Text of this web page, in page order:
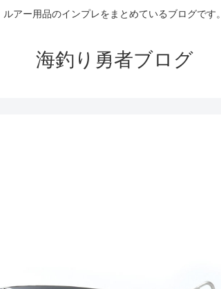
ルアー用品のインプレをまとめているブログです。
海釣り勇者ブログ